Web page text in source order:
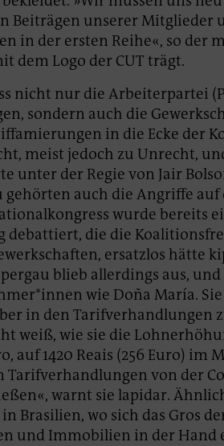
Beiträgen unserer Mitglieder
in der ersten Reihe«, so der
dem Logo der CUT trägt.
nicht nur die Arbeiterpartei
sondern auch die
in die Ecke der
meist jedoch zu Unrecht,
unter der Regie von Jair
auch die Angriffe auf
wurde bereits
debattiert, die die
ersatzlos hätte
blieb allerdings aus,
wie Doña María.
in den Tarifverhandlungen
weiß, wie sie die
auf 1420 Reais (256 Euro) im
Tarifverhandlungen von der
warnt sie lapidar.
Brasilien, wo sich das Gros
und Immobilien in der